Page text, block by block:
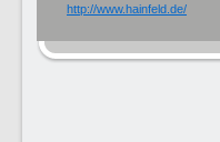
http://www.hainfeld.de/